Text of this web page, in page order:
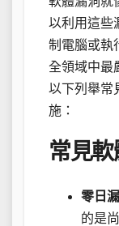
以利用這些
制電腦或執
全領域中最
以下列舉常
施：
常見
零日
的是